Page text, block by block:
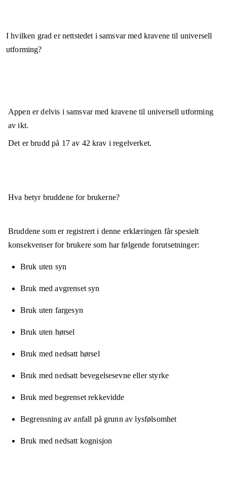
I hvilken grad er nettstedet i samsvar med kravene til universell
utforming?
Appen erdelvis i samsvarmed kravene til universell utforming
av ikt.
Det er brudd på 17av 42krav i regelverket.
Hva betyr bruddene for brukerne?
Bruddene som er registrert i denne erklæringen får spesielt
konsekvenser for brukere som har følgende forutsetninger:
Bruk uten syn
Bruk med avgrenset syn
Bruk uten fargesyn
Bruk uten hørsel
Bruk med nedsatt hørsel
Bruk med nedsatt bevegelsesevne eller styrke
Bruk med begrenset rekkevidde
Begrensning av anfall på grunn av lysfølsomhet
Bruk med nedsatt kognisjon